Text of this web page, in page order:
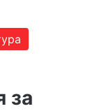
за